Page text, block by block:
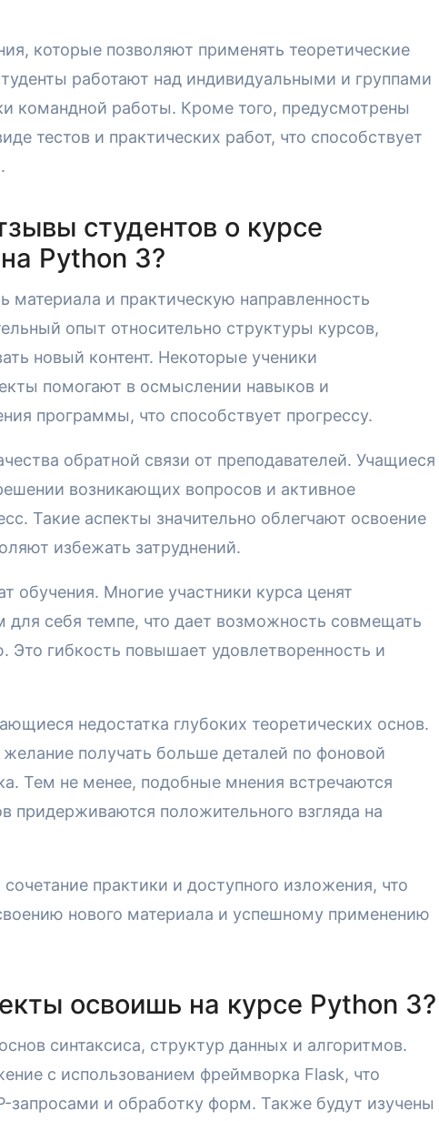
которые позволяют применять теоретические
работают над индивидуальными и группами
командной работы. Кроме того, предусмотрены
тестов и практических работ, что способствует
студентов о курсе
Python 3?
материала и практическую направленность
опыт относительно структуры курсов,
новый контент. Некоторые ученики
помогают в осмыслении навыков и
программы, что способствует прогрессу.
обратной связи от преподавателей. Учащиеся
возникающих вопросов и активное
Такие аспекты значительно облегчают освоение
избежать затруднений.
обучения. Многие участники курса ценят
для себя темпе, что дает возможность совмещать
Это гибкость повышает удовлетворенность и
недостатка глубоких теоретических основ.
получать больше деталей по фоновой
Тем не менее, подобные мнения встречаются
придерживаются положительного взгляда на
практики и доступного изложения, что
нового материала и успешному применению
освоишь на курсе Python 3?
синтаксиса, структур данных и алгоритмов.
с использованием фреймворка Flask, что
запросами и обработку форм. Также будут изучены